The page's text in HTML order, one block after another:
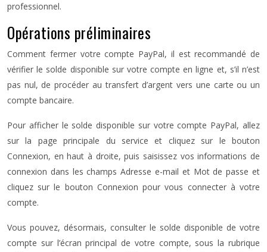
professionnel.
Opérations préliminaires
Comment fermer votre compte PayPal, il est recommandé de
vérifier le solde disponible sur votre compte en ligne et, s’il n’est
pas nul, de procéder au transfert d’argent vers une carte ou un
compte bancaire.
Pour afficher le solde disponible sur votre compte PayPal, allez
sur la page principale du service et cliquez sur le bouton
Connexion, en haut à droite, puis saisissez vos informations de
connexion dans les champs Adresse e-mail et Mot de passe et
cliquez sur le bouton Connexion pour vous connecter à votre
compte.
Vous pouvez, désormais, consulter le solde disponible de votre
compte sur l’écran principal de votre compte, sous la rubrique